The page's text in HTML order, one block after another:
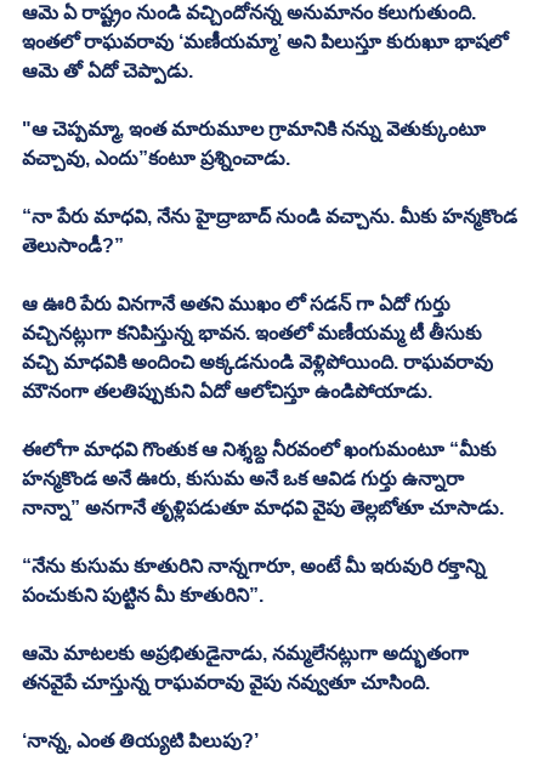
ఆమె ఏ రాష్ట్రం నుండి వచ్చిందోనన్న అనుమానం కలుగుతుంది.
ఇంతలో రాఘవరావు ‘మణీయమ్మా’ అని పిలుస్తూ కురుఖూ భాషలో
ఆమె తో ఏదో చెప్పాడు.
"ఆ చెప్పమ్మా, ఇంత మారుమూల గ్రామానికి నన్ను వెతుక్కుంటూ
వచ్చావు, ఎందు”కంటూ ప్రశ్నించాడు.
“నా పేరు మాధవి, నేను హైద్రాబాద్ నుండి వచ్చాను. మీకు హన్మకొండ
తెలుసాండీ?”
ఆ ఊరి పేరు వినగానే అతని ముఖం లో సడన్ గా ఏదో గుర్తు
వచ్చినట్లుగా కనిపిస్తున్న భావన. ఇంతలో మణీయమ్మ టీ తీసుకు
వచ్చి మాధవికి అందించి అక్కడనుండి వెళ్లిపోయింది. రాఘవరావు
మౌనంగా తలతిప్పుకుని ఏదో ఆలోచిస్తూ ఉండిపోయాడు.
ఈలోగా మాధవి గొంతుక ఆ నిశ్శబ్ద నీరవంలో ఖంగుమంటూ “మీకు
హన్మకొండ అనే ఊరు, కుసుమ అనే ఒక ఆవిడ గుర్తు ఉన్నారా
నాన్నా” అనగానే తృళ్లిపడుతూ మాధవి వైపు తెల్లబోతూ చూసాడు.
“నేను కుసుమ కూతురిని నాన్నగారూ, అంటే మీ ఇరువురి రక్తాన్ని
పంచుకుని పుట్టిన మీ కూతురిని”.
ఆమె మాటలకు అప్రభితుడైనాడు, నమ్మలేనట్లుగా అద్భుతంగా
తనవైపే చూస్తున్న రాఘవరావు వైపు నవ్వుతూ చూసింది.
‘నాన్న, ఎంత తియ్యటి పిలుపు?’